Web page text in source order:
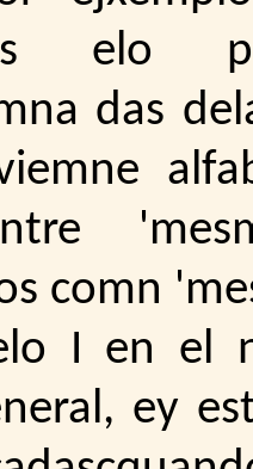
elo
das
comn
I en el
ey